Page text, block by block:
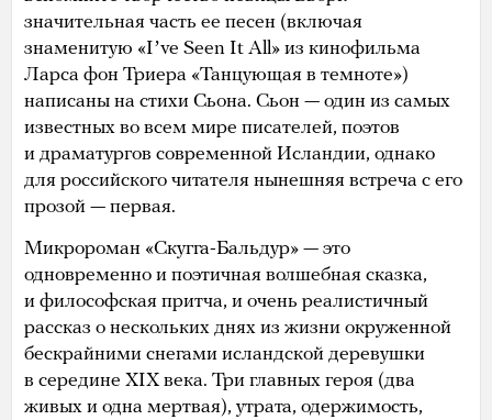
значительная часть ее песен (включая
знаменитую «Iʼve Seen It All» из кинофильма
Ларса фон Триера «Танцующая в темноте»)
написаны на стихи Сьона. Сьон — один из самых
известных во всем мире писателей, поэтов
и драматургов современной Исландии, однако
для российского читателя нынешняя встреча с его
прозой — первая.
Микророман «Скугга-Бальдур» — это
одновременно и поэтичная волшебная сказка,
и философская притча, и очень реалистичный
рассказ о нескольких днях из жизни окруженной
бескрайними снегами исландской деревушки
в середине XIX века. Три главных героя (два
живых и одна мертвая), утрата, одержимость,